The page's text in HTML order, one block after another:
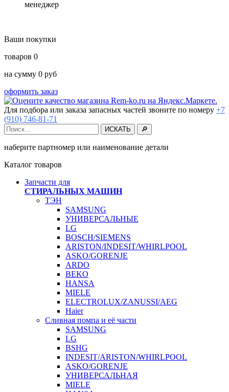
менеджер
Ваши покупки
товаров 0
на сумму 0 руб
оформить заказ
Для подбора или заказа запасных частей звоните по номеру +7
(910) 746-81-71
наберите партномер или наименование детали
Каталог товаров
Запчасти для
СТИРАЛЬНЫХ МАШИН
ТЭН
SAMSUNG
УНИВЕРСАЛЬНЫЕ
LG
BOSCH/SIEMENS
ARISTON/INDESIT/WHIRLPOOL
ASKO/GORENJE
ARDO
BEKO
HANSA
MIELE
ELECTROLUX/ZANUSSI/AEG
Haier
Сливная помпа и её части
SAMSUNG
LG
BSHG
INDESIT/ARISTON/WHIRLPOOL
ASKO/GORENJE
УНИВЕРСАЛЬНАЯ
MIELE